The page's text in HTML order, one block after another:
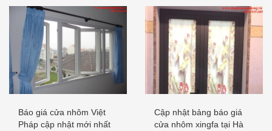
Báo giá cửa nhôm Việt
Pháp cập nhật mới nhất
Cập nhật bảng báo giá
cửa nhôm xingfa tại Hà